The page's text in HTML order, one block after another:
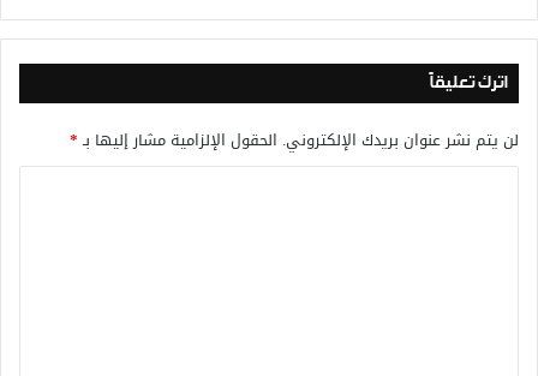
اترك تعليقاً
لن يتم نشر عنوان بريدك الإلكتروني. الحقول الإلزامية مشار إليها بـ*